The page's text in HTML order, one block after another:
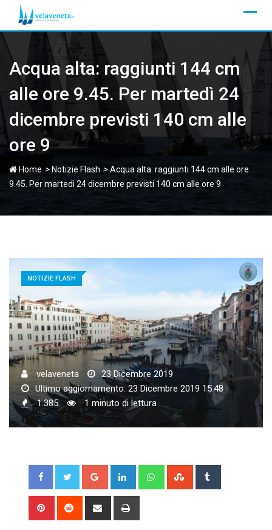
content
Acqua alta: raggiunti 144 cm
alle ore 9.45. Per martedì 24
dicembre previsti 140 cm alle
ore 9
Home > Notizie Flash >Acqua alta: raggiunti 144 cm alle ore
9.45. Per martedì 24 dicembre previsti 140 cm alle ore 9
NOTIZIE FLASH
velaveneta
23 Dicembre 2019
Ultimo aggiornamento: 23 Dicembre 2019 15:48
1.385
1 minuto di lettura
Google+ LinkedIn WhatsappStumbleUpon
Pinterest Reddit
Share